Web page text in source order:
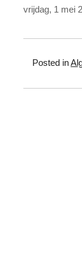
vrijdag, 1 mei
Posted in